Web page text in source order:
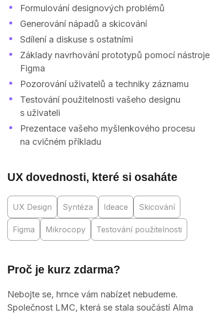
Formulování designových problémů
Generování nápadů a skicování
Sdílení a diskuse s ostatními
Základy navrhování prototypů pomocí nástroje
Figma
Pozorování uživatelů a techniky záznamu
Testování použitelnosti vašeho designu
s uživateli
Prezentace vašeho myšlenkového procesu
na cvičném příkladu
UX dovednosti, které si osaháte
UX Design Syntéza Ideace Skicování
Figma Mikrocopy Testování použitelnosti
Proč je kurz zdarma?
Nebojte se, hrnce vám nabízet nebudeme.
Společnost LMC, která se stala součástí Alma